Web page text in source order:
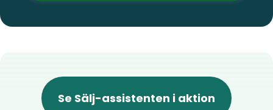
Se Sälj-assistenten i aktion